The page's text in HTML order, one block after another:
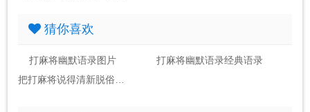
猜你喜欢
打麻将幽默语录图片
打麻将幽默语录经典语录